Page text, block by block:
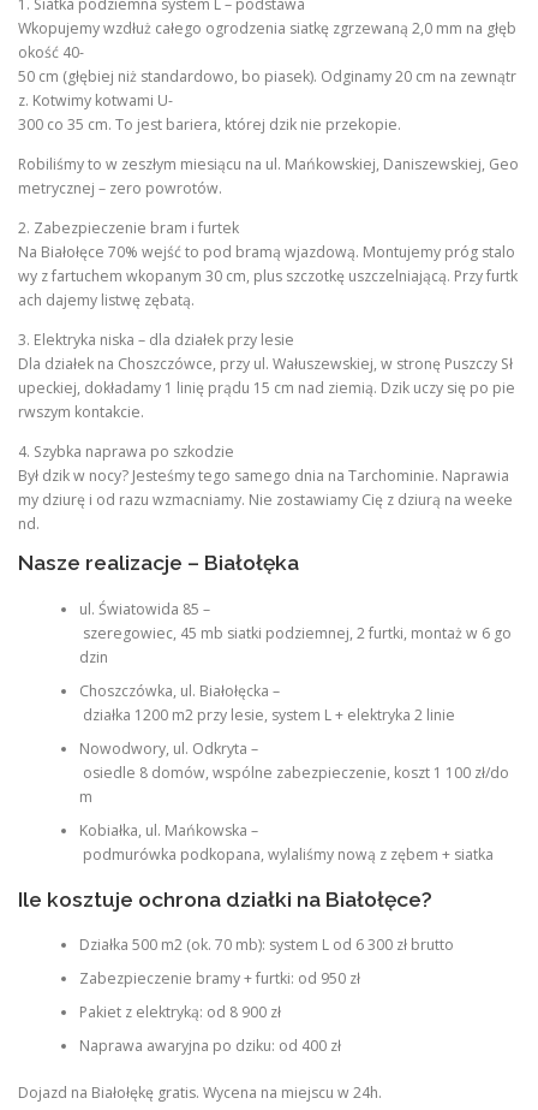
Wkopujemy wzdłuż całego ogrodzenia siatkę zgrzewaną 2,0 mm na głęb
okość 40-
50 cm (głębiej niż standardowo, bo piasek). Odginamy 20 cm na zewnątr
z. Kotwimy kotwami U-
300 co 35 cm. To jest bariera, której dzik nie przekopie.
Robiliśmy to w zeszłym miesiącu na ul. Mańkowskiej, Daniszewskiej, Geo
metrycznej – zero powrotów.
2. Zabezpieczenie bram i furtek
Na Białołęce 70% wejść to pod bramą wjazdową. Montujemy próg stalo
wy z fartuchem wkopanym 30 cm, plus szczotkę uszczelniającą. Przy furtk
ach dajemy listwę zębatą.
3. Elektryka niska – dla działek przy lesie
Dla działek na Choszczówce, przy ul. Wałuszewskiej, w stronę Puszczy Sł
upeckiej, dokładamy 1 linię prądu 15 cm nad ziemią. Dzik uczy się po pie
rwszym kontakcie.
4. Szybka naprawa po szkodzie
Był dzik w nocy? Jesteśmy tego samego dnia na Tarchominie. Naprawia
my dziurę i od razu wzmacniamy. Nie zostawiamy Cię z dziurą na weeke
nd.
Nasze realizacje – Białołęka
ul. Światowida 85 –
szeregowiec, 45 mb siatki podziemnej, 2 furtki, montaż w 6 go
dzin
Choszczówka, ul. Białołęcka –
działka 1200 m2 przy lesie, system L + elektryka 2 linie
Nowodwory, ul. Odkryta –
osiedle 8 domów, wspólne zabezpieczenie, koszt 1 100 zł/do
m
Kobiałka, ul. Mańkowska –
podmurówka podkopana, wylaliśmy nową z zębem + siatka
Ile kosztuje ochrona działki na Białołęce?
Działka 500 m2 (ok. 70 mb): system L od 6 300 zł brutto
Zabezpieczenie bramy + furtki: od 950 zł
Pakiet z elektryką: od 8 900 zł
Naprawa awaryjna po dziku: od 400 zł
Dojazd na Białołękę gratis. Wycena na miejscu w 24h.